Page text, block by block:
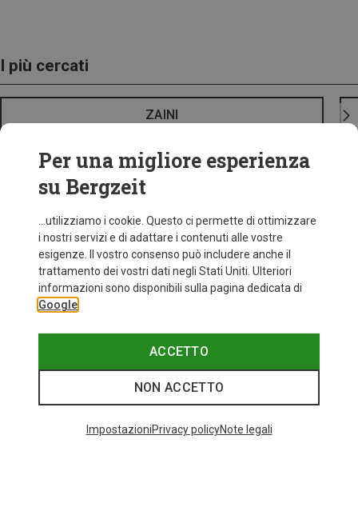
I più cercati
ZAINI
Per una migliore esperienza
su Bergzeit
...utilizziamo i cookie. Questo ci permette di ottimizzare
i nostri servizi e di adattare i contenuti alle vostre
esigenze. Il vostro consenso può includere anche il
trattamento dei vostri dati negli Stati Uniti. Ulteriori
informazioni sono disponibili sulla pagina dedicata di
Google
ACCETTO
NON ACCETTO
ImpostazioniPrivacy policyNote legali